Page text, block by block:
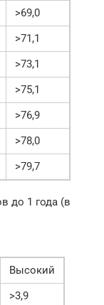
>69,0
>71,1
>73,1
>75,1
>76,9
>78,0
>79,7
до 1 года (в
Высокий
>3,9